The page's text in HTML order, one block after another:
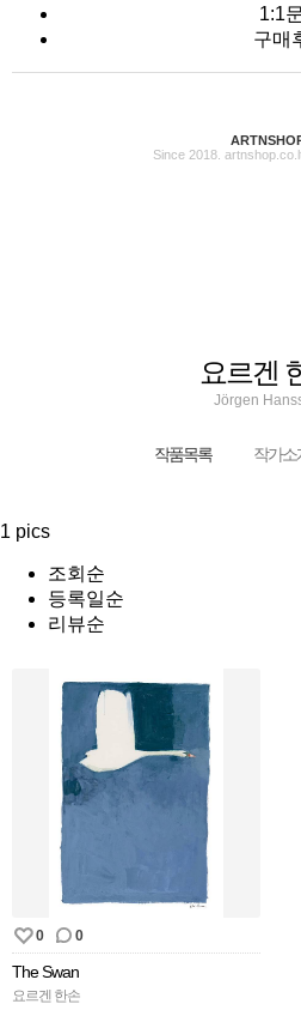
1:1
구매
Since 2018.
요르겐
Jörgen
작품목록 작가소
1 pics
조회순
등록일순
리뷰순
0 0
The Swan
요르겐 한손